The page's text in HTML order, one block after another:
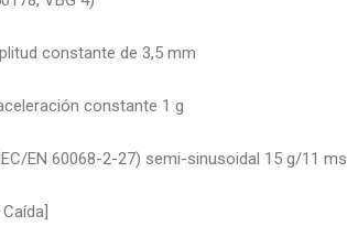
constante de 3,5 mm
constante 1 g
EN 60068-2-27) semi-sinusoidal 15 g/11 ms